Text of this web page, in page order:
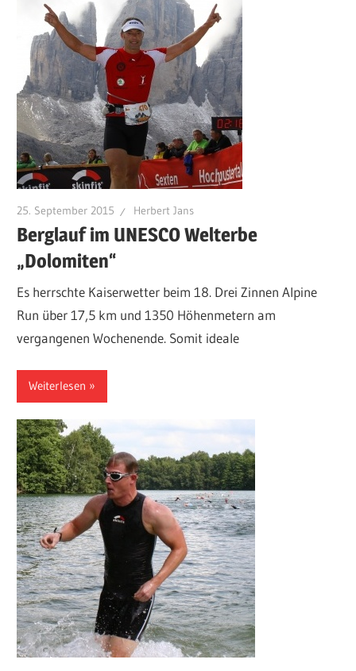
25. September 2015 Herbert Jans
Berglauf im UNESCO Welterbe
„Dolomiten“
Es herrschte Kaiserwetter beim 18. Drei Zinnen Alpine
Run über 17,5 km und 1350 Höhenmetern am
vergangenen Wochenende. Somit ideale
Weiterlesen